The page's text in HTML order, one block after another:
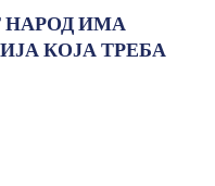
ИМА
КОЈА ТРЕБА